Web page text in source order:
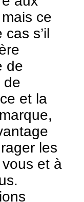
ce
s’il
de
de
et la
les
et à